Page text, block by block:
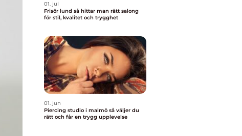
01. jul
Frisör lund så hittar man rätt salong
för stil, kvalitet och trygghet
01. jun
Piercing studio i malmö så väljer du
rätt och får en trygg upplevelse